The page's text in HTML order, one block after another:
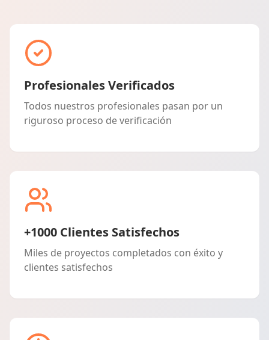
Profesionales Verificados
Todos nuestros profesionales pasan por un
riguroso proceso de verificación
+1000 Clientes Satisfechos
Miles de proyectos completados con éxito y
clientes satisfechos